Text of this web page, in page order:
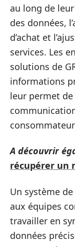
au long de
des données,
d’achat et
services. Les
solutions de
informations
leur permet
A découvrir
récupérer un
Un système
aux équipes
travailler en
données